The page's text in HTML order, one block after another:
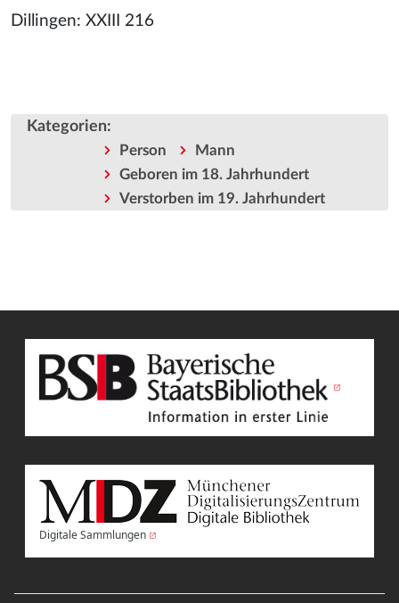
Dillingen: XXIII 216
Kategorien:
Person
Mann
Geboren im 18. Jahrhundert
Verstorben im 19. Jahrhundert
Digitale Sammlungen